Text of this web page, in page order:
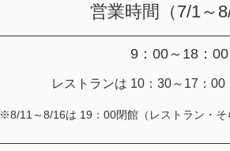
営業時間（7/1～8/
9：00～18：00
レストランは 10：30～17：00
※8/11～8/16は 19：00閉館（レストラン・そ